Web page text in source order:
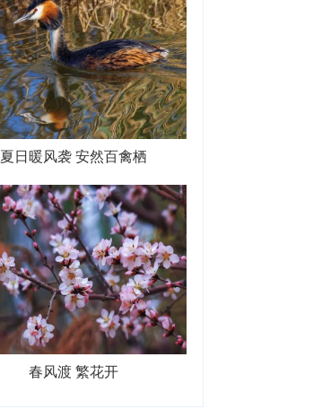
夏日暖风袭 安然百禽栖
春风渡 繁花开